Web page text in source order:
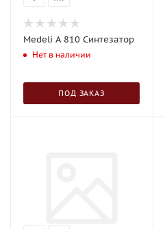
Medeli A 810 Синтезатор
Нет в наличии
ПОД ЗАКАЗ